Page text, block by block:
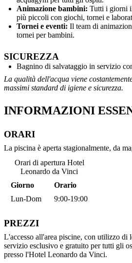
Animazione bambini: Tutti i giorni
più piccoli con giochi, tornei e
Tornei e eventi: Il team di
tornei per bambini.
SICUREZZA
Bagnino di salvataggio in servizio
La qualità dell'acqua viene
massimi standard di igiene e sicurezza.
INFORMAZIONI
ORARI
La piscina è aperta stagionalmente, da
Orari di apertura Hotel
Leonardo da Vinci
Giorno
Orario
Lun-Dom
9:00-19:00
PREZZI
L'accesso all'area piscine, con utilizzo di
servizio esclusivo e gratuito per tutti gli
presso l'Hotel Leonardo da Vinci.